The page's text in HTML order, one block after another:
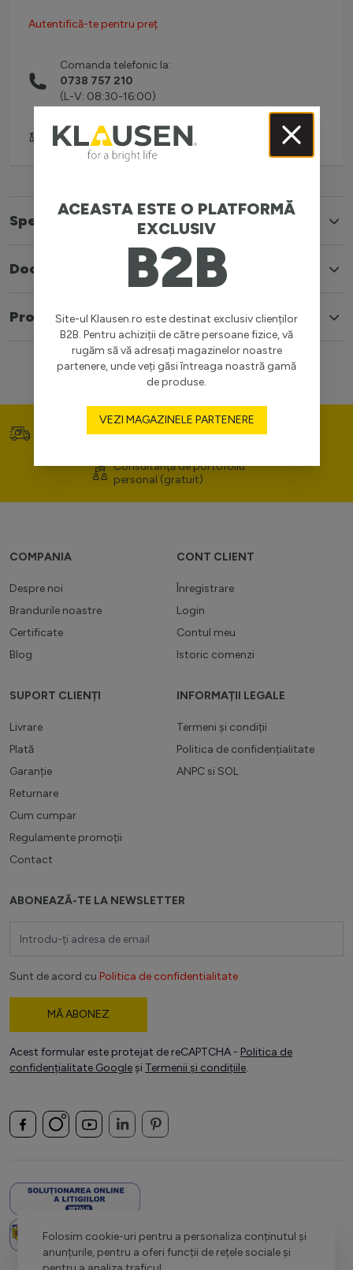
Folosim cookie-uri pentru a personaliza conținutul și
anunțurile, pentru a oferi funcții de rețele sociale și
Autentifică-te pentru preț
Comanda telefonic la:
0738 757 210
(L-V: 08:30-16:00)
Adaugă pentru comparare
Specificatii
Documente
Produse similare
ACEASTA ESTE O PLATFORMĂ
EXCLUSIV
B2B
Site-ul Klausen.ro este destinat exclusiv clienților
B2B. Pentru achiziții de către persoane fizice, vă
rugăm să vă adresați magazinelor noastre
partenere, unde veți găsi întreaga noastră gamă
de produse.
VEZI MAGAZINELE PARTENERE
Transport gratuit (>400
Prețuri competitive
Consultanță de portofoliu
personal (gratuit)
COMPANIA
Despre noi
Brandurile noastre
Certificate
Blog
CONT CLIENT
Înregistrare
Login
Contul meu
Istoric comenzi
SUPORT CLIENȚI
Livrare
Plată
Garanție
Returnare
Cum cumpar
Regulamente promoții
Contact
INFORMAȚII LEGALE
Termeni și condiții
Politica de confidențialitate
ANPC si SOL
ABONEAZĂ-TE LA NEWSLETTER
Sunt de acord cu Politica de confidentialitate
MĂ ABONEZ
Acest formular este protejat de reCAPTCHA - Politica de
confidențialitate Google și Termenii și condițiile.